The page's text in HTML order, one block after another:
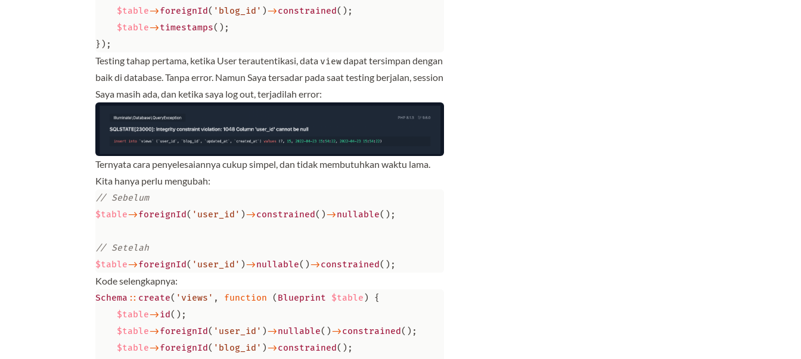
$table->foreignId( 'blog_id' )->constrained();
$table->timestamps();
});
Testing tahap pertama, ketika User terautentikasi, data viewdapat tersimpan dengan
baik di database. Tanpa error. Namun Saya tersadar pada saat testing berjalan, session
Saya masih ada, dan ketika saya log out, terjadilah error:
Ternyata cara penyelesaiannya cukup simpel, dan tidak membutuhkan waktu lama.
Kita hanya perlu mengubah:
$table->foreignId( 'user_id' )->constrained()->nullable();
$table->foreignId( 'user_id' )->nullable()->constrained();
Kode selengkapnya:
Schema :: create( 'views' , function ( Blueprint $table )
{
$table->id();
$table->foreignId( 'user_id' )->nullable()->constrained();
$table->foreignId( 'blog_id' )->constrained();